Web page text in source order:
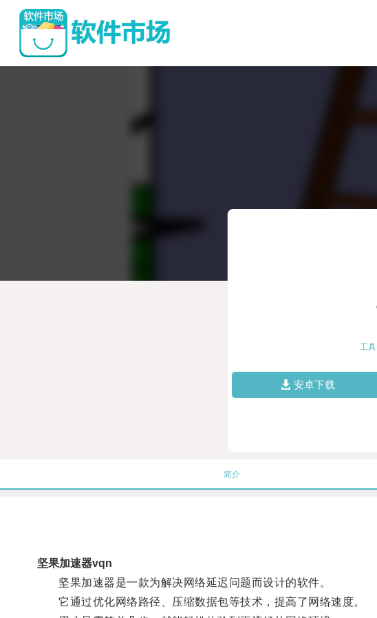
工具
安卓下载
简介
坚果加速器vqn
坚果加速器是一款为解决网络延迟问题而设计的软件。
它通过优化网络路径、压缩数据包等技术，提高了网络速度。